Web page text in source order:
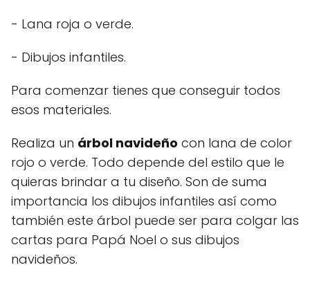
- Lana roja o verde.
- Dibujos infantiles.
Para comenzar tienes que conseguir todos
esos materiales.
Realiza un árbol navideño con lana de color
rojo o verde. Todo depende del estilo que le
quieras brindar a tu diseño. Son de suma
importancia los dibujos infantiles así como
también este árbol puede ser para colgar las
cartas para Papá Noel o sus dibujos
navideños.